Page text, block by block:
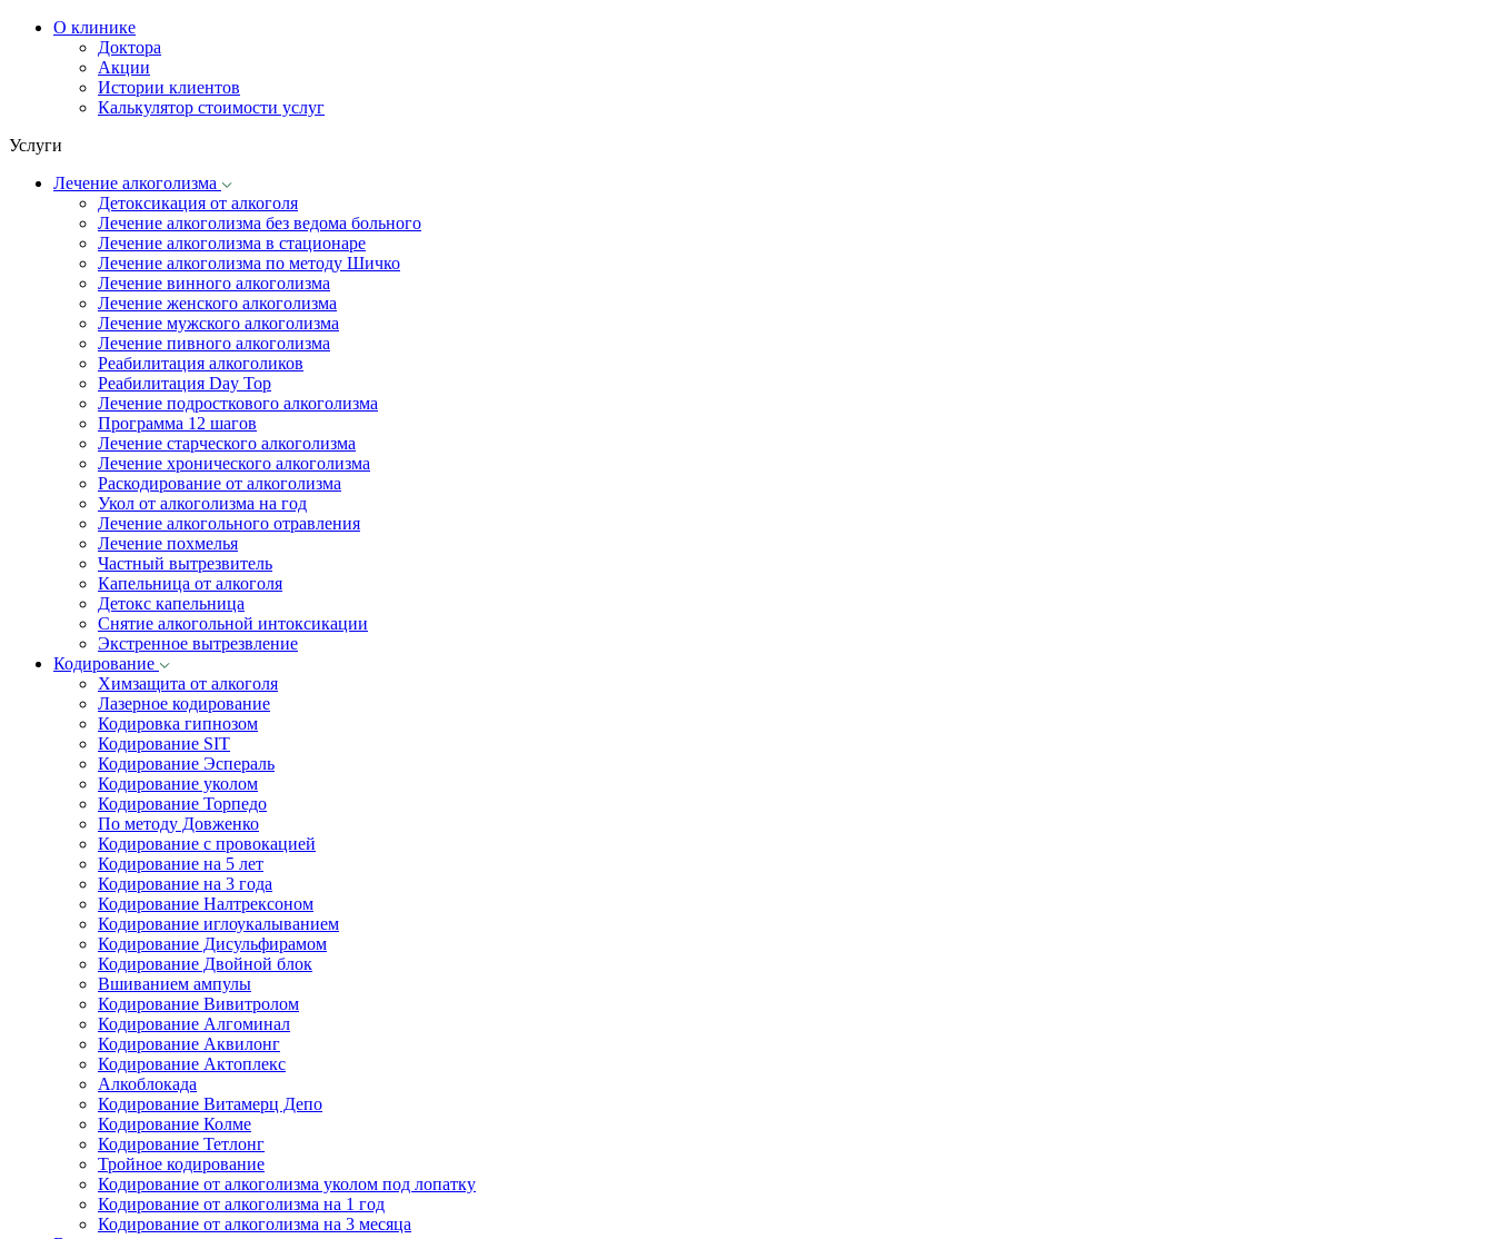
О клинике
Доктора
Акции
Истории клиентов
Калькулятор стоимости услуг
Услуги
Лечение алкоголизма
Детоксикация от алкоголя
Лечение алкоголизма без ведома больного
Лечение алкоголизма в стационаре
Лечение алкоголизма по методу Шичко
Лечение винного алкоголизма
Лечение женского алкоголизма
Лечение мужского алкоголизма
Лечение пивного алкоголизма
Реабилитация алкоголиков
Реабилитация Day Top
Лечение подросткового алкоголизма
Программа 12 шагов
Лечение старческого алкоголизма
Лечение хронического алкоголизма
Раскодирование от алкоголизма
Укол от алкоголизма на год
Лечение алкогольного отравления
Лечение похмелья
Частный вытрезвитель
Капельница от алкоголя
Детокс капельница
Снятие алкогольной интоксикации
Экстренное вытрезвление
Кодирование
Химзащита от алкоголя
Лазерное кодирование
Кодировка гипнозом
Кодирование SIT
Кодирование Эспераль
Кодирование уколом
Кодирование Торпедо
По методу Довженко
Кодирование с провокацией
Кодирование на 5 лет
Кодирование на 3 года
Кодирование Налтрексоном
Кодирование иглоукалыванием
Кодирование Дисульфирамом
Кодирование Двойной блок
Вшиванием ампулы
Кодирование Вивитролом
Кодирование Алгоминал
Кодирование Аквилонг
Кодирование Актоплекс
Алкоблокада
Кодирование Витамерц Депо
Кодирование Колме
Кодирование Тетлонг
Тройное кодирование
Кодирование от алкоголизма уколом под лопатку
Кодирование от алкоголизма на 1 год
Кодирование от алкоголизма на 3 месяца